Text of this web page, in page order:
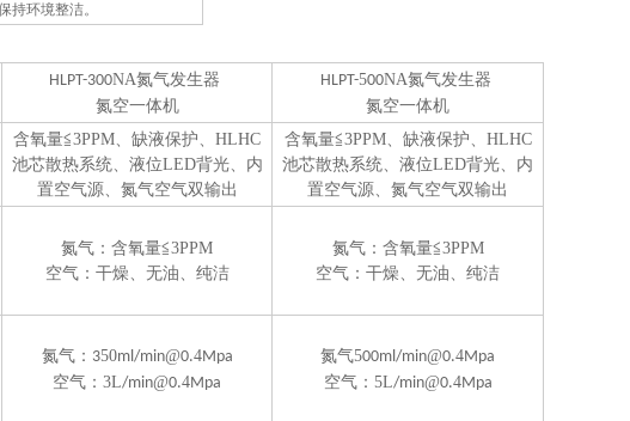
持环境整洁。
HLPT-300NA氮气发生器
氮空一体机
HLPT-500NA氮气发生器
氮空一体机
含氧量≦3PPM、 缺液保护、 HLHC
池芯散热系统、 液位LED背光、内
置空气源、 氮气空气双输出
含氧量≦3PPM、 缺液保护、 HLHC
池芯散热系统、 液位LED背光、内
置空气源、 氮气空气双输出
氮气：含氧量≦3PPM
空气： 干燥、无油、纯洁
氮气：含氧量≦3PPM
空气： 干燥、无油、纯洁
氮气： 350ml/min@0.4Mpa
空气：3L/min@0.4Mpa
氮气500ml/min@0.4Mpa
空气：5L/min@0.4Mpa